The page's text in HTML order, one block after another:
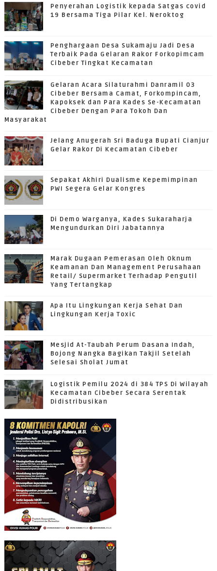
Penyerahan Logistik kepada Satgas covid
19 Bersama Tiga Pilar Kel. Neroktog
Penghargaan Desa Sukamaju Jadi Desa
Terbaik Pada Gelaran Rakor Forkopimcam
Cibeber Tingkat Kecamatan
Gelaran Acara Silaturahmi Danramil 03
Cibeber Bersama Camat, Forkompincam,
Kapoksek dan Para Kades Se-Kecamatan
Cibeber Dengan Para Tokoh Dan
Masyarakat
Jelang Anugerah Sri Baduga Bupati Cianjur
Gelar Rakor Di Kecamatan Cibeber
Sepakat Akhiri Dualisme Kepemimpinan
PWI Segera Gelar Kongres
Di Demo Warganya, Kades Sukaraharja
Mengundurkan Diri Jabatannya
Marak Dugaan Pemerasan Oleh Oknum
Keamanan Dan Management Perusahaan
Retail/ Supermarket Terhadap Pengutil
Yang Tertangkap
Apa Itu Lingkungan Kerja Sehat Dan
Lingkungan Kerja Toxic
Mesjid At-Taubah Perum Dasana Indah,
Bojong Nangka Bagikan Takjil Setelah
Selesai Sholat Jumat
Logistik Pemilu 2024 di 384 TPS Di Wilayah
Kecamatan Cibeber Secara Serentak
Didistribusikan